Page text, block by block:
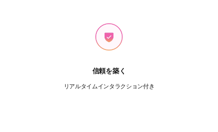
信頼を築く
リアルタイムインタラクション付き